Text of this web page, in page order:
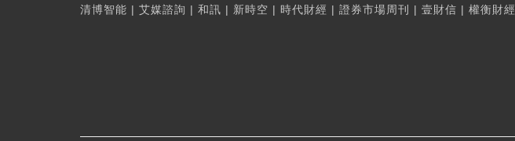
清博智能 | 艾媒諮詢 | 和訊 | 新時空 | 時代財經 | 證券市場周刊 | 壹財信 | 權衡財經